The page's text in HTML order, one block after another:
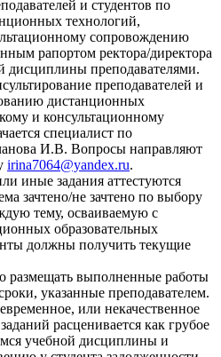
и студентов по
технологий,
сопровождению
рапортом ректора/директора
дисциплины преподавателями.
преподавателей и
дистанционных
и консультационному
специалист по
И.В. Вопросы направляют
irina7064@yandex.ru.
иные задания аттестуются
зачтено/не зачтено по выбору
тему, осваиваемую с
образовательных
должны получить текущие
размещать выполненные работы
указанные преподавателем.
или некачественное
расценивается как грубое
учебной дисциплины и